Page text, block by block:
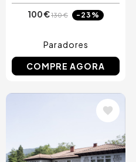
100 €130 € -23%
Paradores
COMPRE AGORA